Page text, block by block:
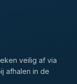
veilig af via
afhalen in de